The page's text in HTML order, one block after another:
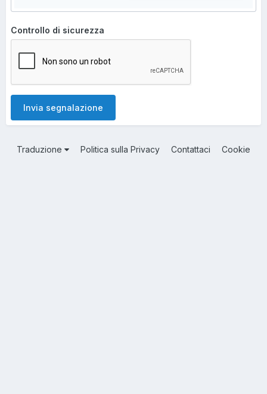
Controllo di sicurezza
Invia segnalazione
Traduzione Politica sulla Privacy Contattaci Cookie